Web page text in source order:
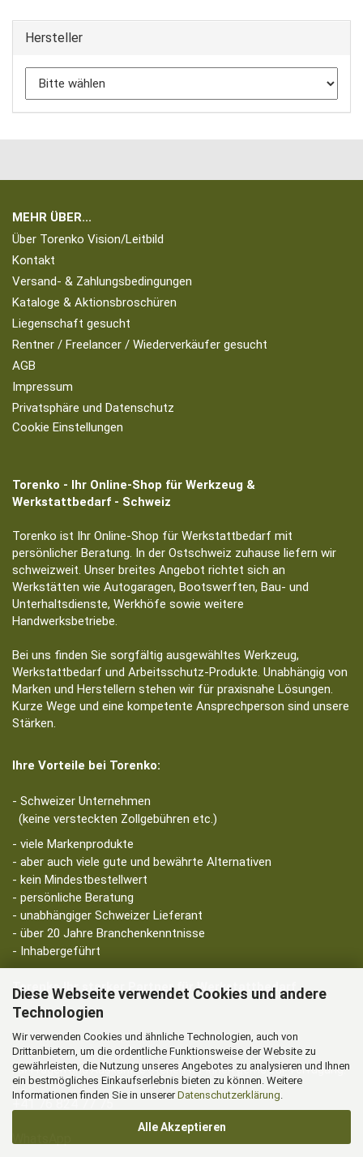
Diese Webseite verwendet Cookies und andere
Technologien
Wir verwenden Cookies und ähnliche Technologien, auch von
Drittanbietern, um die ordentliche Funktionsweise der Website zu
gewährleisten, die Nutzung unseres Angebotes zu analysieren und Ihnen
ein bestmögliches Einkaufserlebnis bieten zu können. Weitere
Informationen finden Sie in unsererDatenschutzerklärung
Alle Akzeptieren
Hersteller
MEHR ÜBER...
Über Torenko Vision/Leitbild
Kontakt
Versand- & Zahlungsbedingungen
Kataloge & Aktionsbroschüren
Liegenschaft gesucht
Rentner / Freelancer / Wiederverkäufer gesucht
AGB
Impressum
Privatsphäre und Datenschutz
Cookie Einstellungen
Torenko - Ihr Online-Shop für Werkzeug &
Werkstattbedarf - Schweiz
Torenko ist Ihr Online-Shop für Werkstattbedarf mit
persönlicher Beratung. In der Ostschweiz zuhause liefern wir
schweizweit. Unser breites Angebot richtet sich an
Werkstätten wie Autogaragen, Bootswerften, Bau- und
Unterhaltsdienste, Werkhöfe sowie weitere
Handwerksbetriebe.
Bei uns finden Sie sorgfältig ausgewähltes Werkzeug,
Werkstattbedarf und Arbeitsschutz-Produkte. Unabhängig von
Marken und Herstellern stehen wir für praxisnahe Lösungen.
Kurze Wege und eine kompetente Ansprechperson sind unsere
Stärken.
Ihre Vorteile bei Torenko:
- Schweizer Unternehmen
(keine versteckten Zollgebühren etc.)
- viele Markenprodukte
- aber auch viele gute und bewährte Alternativen
- kein Mindestbestellwert
- persönliche Beratung
- unabhängiger Schweizer Lieferant
- über 20 Jahre Branchenkenntnisse
- Inhabergeführt
Torenko Ihr starker Partner für Werkstattbedarf
Für Fragen und Auskünfte stehen wir Ihnen gerne zur Verfügung.
+41 76 824 77 75